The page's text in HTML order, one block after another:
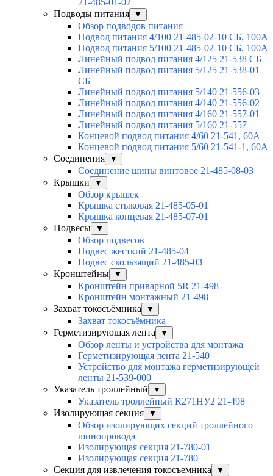
21-485-01-02
Подводы питания
▼
Обзор подводов питания
Подвод питания 4/100 21-485-02-10 СБ, 100А
Подвод питания 5/100 21-485-02-10 СБ, 100А
Линейный подвод питания 4/125 21-538 СБ
Линейный подвод питания 5/125 21-538-01
СБ
Линейный подвод питания 5/140 21-556-03
Линейный подвод питания 4/140 21-556-02
Линейный подвод питания 4/160 21-557-01
Линейный подвод питания 5/160 21-557
Концевой подвод питания 4/60 21-541, 60А
Концевой подвод питания 5/60 21-541-1, 60А
Соединения
▼
Соединение шины винтовое 21-485-08-03
Крышки
▼
Обзор крышек
Крышка стыковая 21-485-05-01
Крышка концевая 21-485-07-01
Подвесы
▼
Обзор подвесов
Подвес жесткий 21-485-04
Подвес скользящий 21-485-03
Кронштейны
▼
Кронштейн приварной 5R 21-498
Кронштейн монтажный 21-498
Захват токосъёмника
▼
Захват токосъёмника
Герметизирующая лента
▼
Обзор ленты и устройства для монтажа
Герметизирующая лента 21-540
Устройство для монтажа герметизирующей
ленты 21-539-000
Указатель троллейный
▼
Указатель троллейный К271НУ2 21-498
Изолирующая секция
▼
Обзор изолирующих секций троллейного
шинопровода
Изолирующая секция 21-780-01
Изолирующая секция 21-780
Секция для извлечения токосъемника
▼